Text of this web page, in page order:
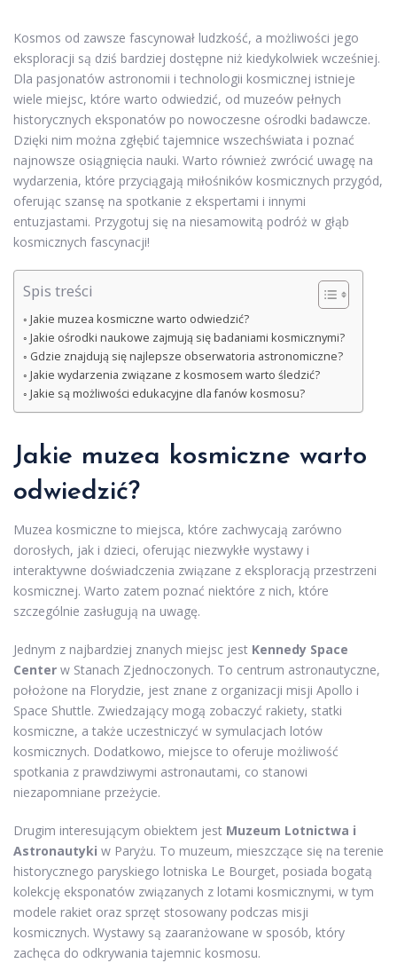
Kosmos od zawsze fascynował ludzkość, a możliwości jego
eksploracji są dziś bardziej dostępne niż kiedykolwiek wcześniej.
Dla pasjonatów astronomii i technologii kosmicznej istnieje
wiele miejsc, które warto odwiedzić, od muzeów pełnych
historycznych eksponatów po nowoczesne ośrodki badawcze.
Dzięki nim można zgłębić tajemnice wszechświata i poznać
najnowsze osiągnięcia nauki. Warto również zwrócić uwagę na
wydarzenia, które przyciągają miłośników kosmicznych przygód,
oferując szansę na spotkanie z ekspertami i innymi
entuzjastami. Przygotuj się na niesamowitą podróż w głąb
kosmicznych fascynacji!
Spis treści
Jakie muzea kosmiczne warto odwiedzić?
Jakie ośrodki naukowe zajmują się badaniami kosmicznymi?
Gdzie znajdują się najlepsze obserwatoria astronomiczne?
Jakie wydarzenia związane z kosmosem warto śledzić?
Jakie są możliwości edukacyjne dla fanów kosmosu?
Jakie muzea kosmiczne warto
odwiedzić?
Muzea kosmiczne to miejsca, które zachwycają zarówno
dorosłych, jak i dzieci, oferując niezwykłe wystawy i
interaktywne doświadczenia związane z eksploracją przestrzeni
kosmicznej. Warto zatem poznać niektóre z nich, które
szczególnie zasługują na uwagę.
Jednym z najbardziej znanych miejsc jest Kennedy Space
Center w Stanach Zjednoczonych. To centrum astronautyczne,
położone na Florydzie, jest znane z organizacji misji Apollo i
Space Shuttle. Zwiedzający mogą zobaczyć rakiety, statki
kosmiczne, a także uczestniczyć w symulacjach lotów
kosmicznych. Dodatkowo, miejsce to oferuje możliwość
spotkania z prawdziwymi astronautami, co stanowi
niezapomniane przeżycie.
Drugim interesującym obiektem jest Muzeum Lotnictwa i
Astronautyki w Paryżu. To muzeum, mieszczące się na terenie
historycznego paryskiego lotniska Le Bourget, posiada bogatą
kolekcję eksponatów związanych z lotami kosmicznymi, w tym
modele rakiet oraz sprzęt stosowany podczas misji
kosmicznych. Wystawy są zaaranżowane w sposób, który
zachęca do odkrywania tajemnic kosmosu.